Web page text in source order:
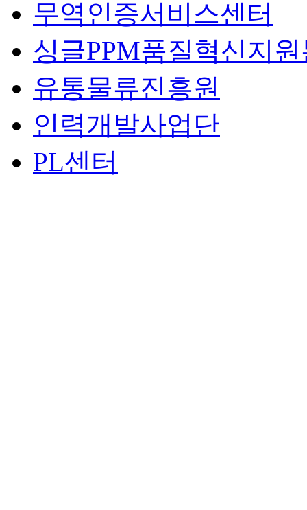
무역인증서비스센터
싱글PPM품질혁신지
유통물류진흥원
인력개발사업단
PL센터